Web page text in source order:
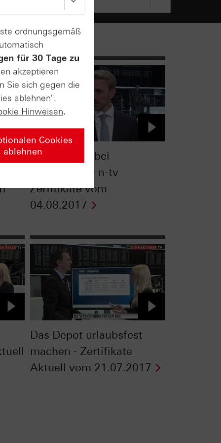
Komplexität bei
Zertifikaten - n-tv
Zertifikate vom
04.08.2017
Das Depot urlaubsfest
machen - Zertifikate
Aktuell vom 21.07.2017
ordnungsgemäß
für 30 Tage zu
akzeptieren
Sie sich gegen die
ablehnen".
Hinweisen.
Cookies
ablehnen